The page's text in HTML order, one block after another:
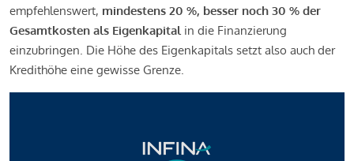
empfehlenswert, mindestens 20 %, besser noch 30 % der
Gesamtkosten als Eigenkapital in die Finanzierung
einzubringen. Die Höhe des Eigenkapitals setzt also auch der
Kredithöhe eine gewisse Grenze.